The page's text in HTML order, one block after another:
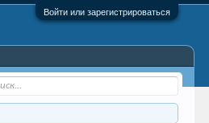
Войти или зарегистрироваться